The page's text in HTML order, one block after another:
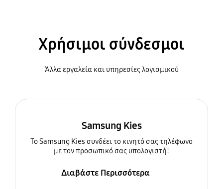
Χρήσιμοι σύνδεσμοι
Άλλα εργαλεία και υπηρεσίες λογισμικού
Samsung Kies
To Samsung Kies συνδέει το κινητό σας τηλέφωνο
με τον προσωπικό σας υπολογιστή!
Διαβάστε Περισσότερα